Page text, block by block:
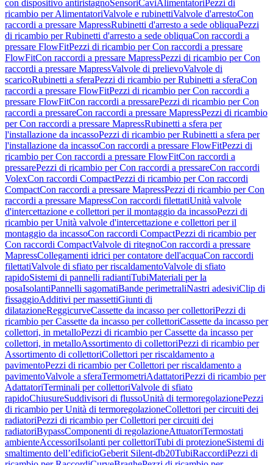
con dispositivo antiristagnoSensoriCaviAlimentatori Pezzi di
ricambio per AlimentatoriValvole e rubinettiValvole d'arrestoCon
raccordi a pressare MapressRubinetti d'arresto a sede obliquaPezzi
di ricambio per Rubinetti d'arresto a sede obliquaCon raccordi a
pressare FlowFitPezzi di ricambio per Con raccordi a pressare
FlowFitCon raccordi a pressare MapressPezzi di ricambio per Con
raccordi a pressare MapressValvole di prelievoValvole di
scaricoRubinetti a sferaPezzi di ricambio per Rubinetti a sferaCon
raccordi a pressare FlowFitPezzi di ricambio per Con raccordi a
pressare FlowFitCon raccordi a pressarePezzi di ricambio per Con
raccordi a pressareCon raccordi a pressare MapressPezzi di ricambio
per Con raccordi a pressare MapressRubinetti a sfera per
l'installazione da incassoPezzi di ricambio per Rubinetti a sfera per
l'installazione da incassoCon raccordi a pressare FlowFitPezzi di
ricambio per Con raccordi a pressare FlowFitCon raccordi a
pressarePezzi di ricambio per Con raccordi a pressareCon raccordi
VolexCon raccordi CompactPezzi di ricambio per Con raccordi
CompactCon raccordi a pressare MapressPezzi di ricambio per Con
raccordi a pressare MapressCon raccordi filettatiUnità valvole
d'intercettazione e collettori per il montaggio da incassoPezzi di
ricambio per Unità valvole d'intercettazione e collettori per il
montaggio da incassoCon raccordi CompactPezzi di ricambio per
Con raccordi CompactValvole di ritegnoCon raccordi a pressare
MapressCollegamenti idrici per contatore dell'acquaCon raccordi
filettatiValvole di sfiato per riscaldamentoValvole di sfiato
rapidoSistemi di pannelli radiantiTubiMateriali per la
posaIsolantiPannelli sagomatiBande perimetraliNastri adesiviClip di
fissaggioAdditivi per massettiGiunti di
dilatazioneReggicurveCassette da incasso per collettoriPezzi di
ricambio per Cassette da incasso per collettoriCassette da incasso per
collettori, in metalloPezzi di ricambio per Cassette da incasso per
collettori, in metalloAssortimento di collettoriPezzi di ricambio per
Assortimento di collettoriCollettori per riscaldamento a
pavimentoPezzi di ricambio per Collettori per riscaldamento a
pavimentoValvole a sferaTermometriAdattatoriPezzi di ricambio per
AdattatoriTerminali per collettoriValvole di sfiato
rapidoChiusureSuddivisori di flussoUnità di termoregolazionePezzi
di ricambio per Unità di termoregolazioneCollettori per circuiti dei
radiatoriPezzi di ricambio per Collettori per circuiti dei
radiatoriBypassComponenti di regolazioneAttuatoriTermostati
ambienteAccessoriIsolanti per collettoriTubi di protezioneSistemi di
smaltimento dell’edificioGeberit Silent-db20TubiRaccordiPezzi di